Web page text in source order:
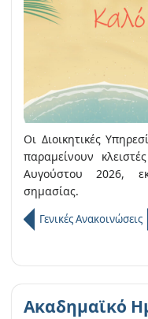
Οι Διοικητικές
παραμείνουν
Αυγούστου 2026,
σημασίας.
Γενικές Ανακοινώσεις
Ακαδημαϊκό